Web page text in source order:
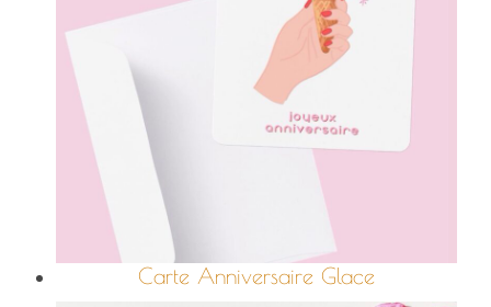
Carte Anniversaire Glace